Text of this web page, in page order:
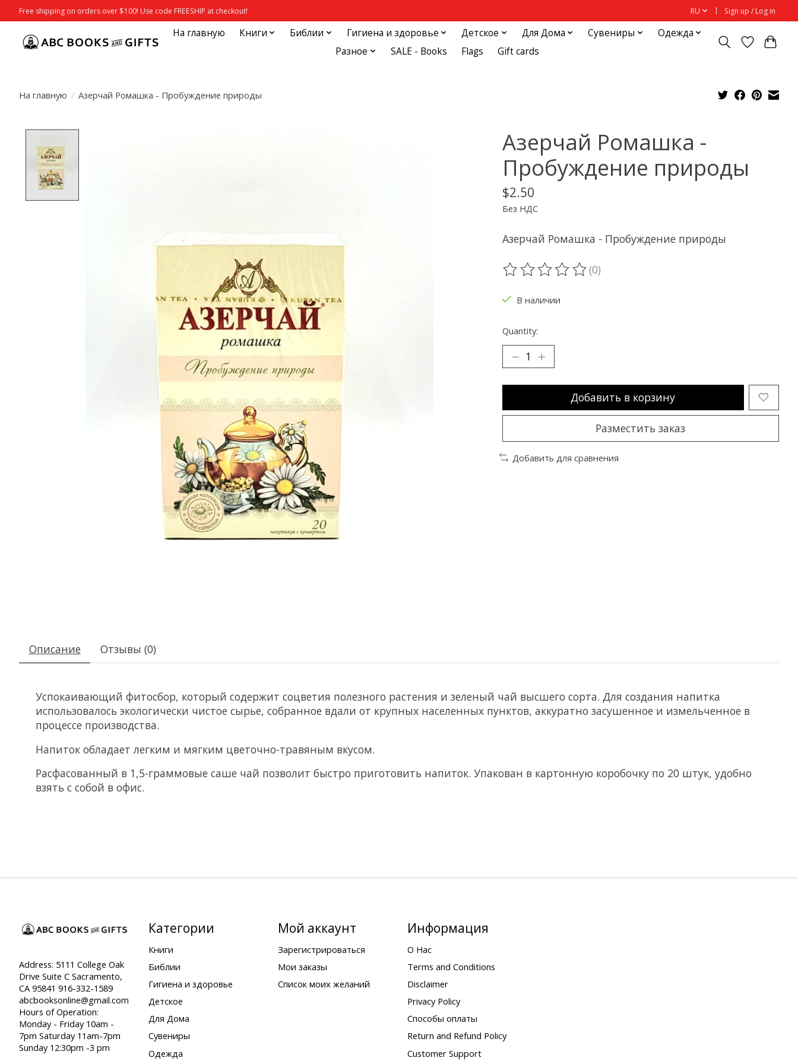
Free shipping on orders over $100! Use code FREESHIP at checkout! RU Sign up / Log in
На главную Книги Библии Гигиена и здоровье Детское Для Дома Сувениры
Одежда
Разное
SALE - Books Flags Gift cards
На главную / Азерчай Ромашка - Пробуждение природы
Азерчай Ромашка -
Пробуждение природы
$2.50
Без НДС
Азерчай Ромашка - Пробуждение природы
The rating of this product is
(0)
В наличии
Quantity:
Добавить в корзину
Разместить заказ
Добавить для сравнения
Описание Отзывы (0)
Успокаивающий фитосбор, который содержит соцветия полезного растения и зеленый чай высшего сорта. Для создания напитка
использовалось экологически чистое сырье, собранное вдали от крупных населенных пунктов, аккуратно засушенное и измельченное в
процессе производства.
Напиток обладает легким и мягким цветочно-травяным вкусом.
Расфасованный в 1,5-граммовые саше чай позволит быстро приготовить напиток. Упакован в картонную коробочку по 20 штук, удобно
взять с собой в офис.
Address: 5111 College Oak
Drive Suite C Sacramento,
CA 95841 916-332-1589
abcbooksonline@gmail.com
Hours of Operation:
Monday - Friday 10am -
7pm Saturday 11am-7pm
Sunday 12:30pm -3 pm
Категории
Книги
Библии
Гигиена и здоровье
Детское
Для Дома
Сувениры
Одежда
Мой аккаунт
Зарегистрироваться
Мои заказы
Список моих желаний
Информация
О Нас
Terms and Conditions
Disclaimer
Privacy Policy
Способы оплаты
Return and Refund Policy
Customer Support